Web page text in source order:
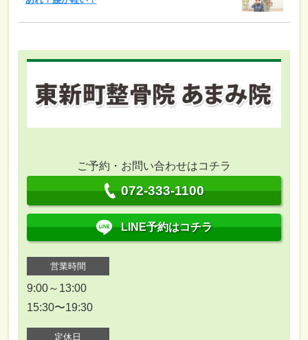
ご予約・お問い合わせはコチラ
072-333-1100
LINE予約はコチラ
営業時間
9:00～13:00
15:30〜19:30
定休日